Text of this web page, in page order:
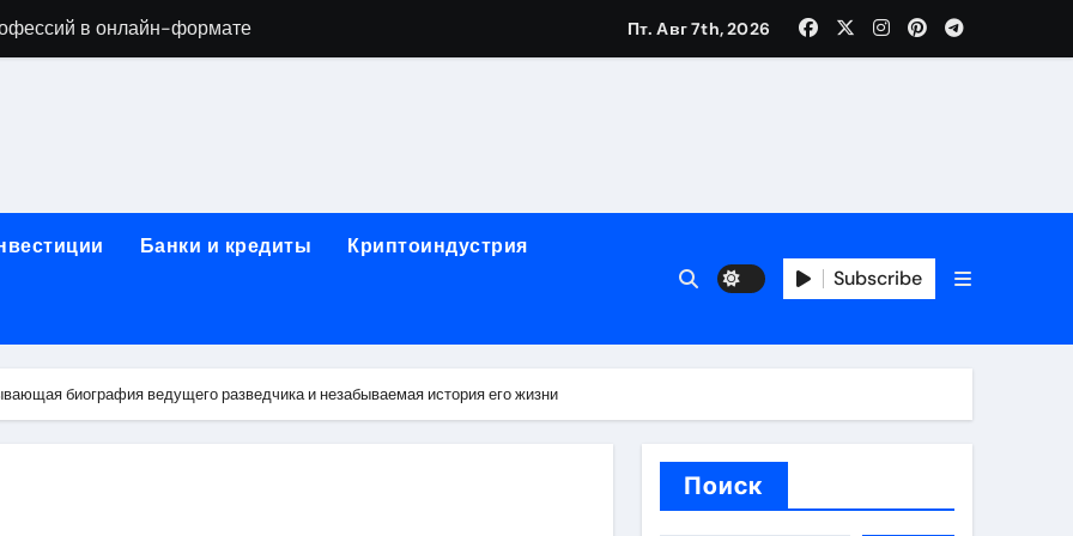
в онлайн-формате
мебельного щита, фанеры, шпона и паркетной химии в каталоге
из Китая в Казахстан: маршруты, таможенные процедуры и сроки
этапы строительства, проверка застройщика и сценарии оформления сделки
платежных карт без верификации и банковского участия с пополнением стейблкоином
станций серий T330 и T990
Пт. Авг 7th, 2026
Банки и кредиты Криптоиндустрия
Subscribe
биография ведущего разведчика и незабываемая история его жизни
Поиск